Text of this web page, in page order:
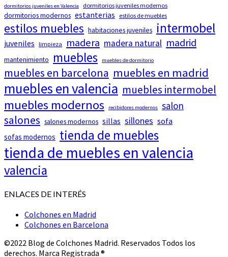
dormitorios juveniles en Valencia dormitorios juveniles modernos
dormitorios modernos estanterias estilos de muebles
estilos muebles habitaciones juveniles intermobel
juveniles limpieza madera madera natural madrid
mantenimiento muebles muebles de dormitorio
muebles en barcelona muebles en madrid
muebles en valencia muebles intermobel
muebles modernos recibidores modernos salon
salones salones modernos sillas sillones sofa
sofas modernos tienda de muebles
tienda de muebles en valencia
valencia
ENLACES DE INTERÉS
Colchones en Madrid
Colchones en Barcelona
©2022 Blog de Colchones Madrid. Reservados Todos los
derechos. Marca Registrada ®